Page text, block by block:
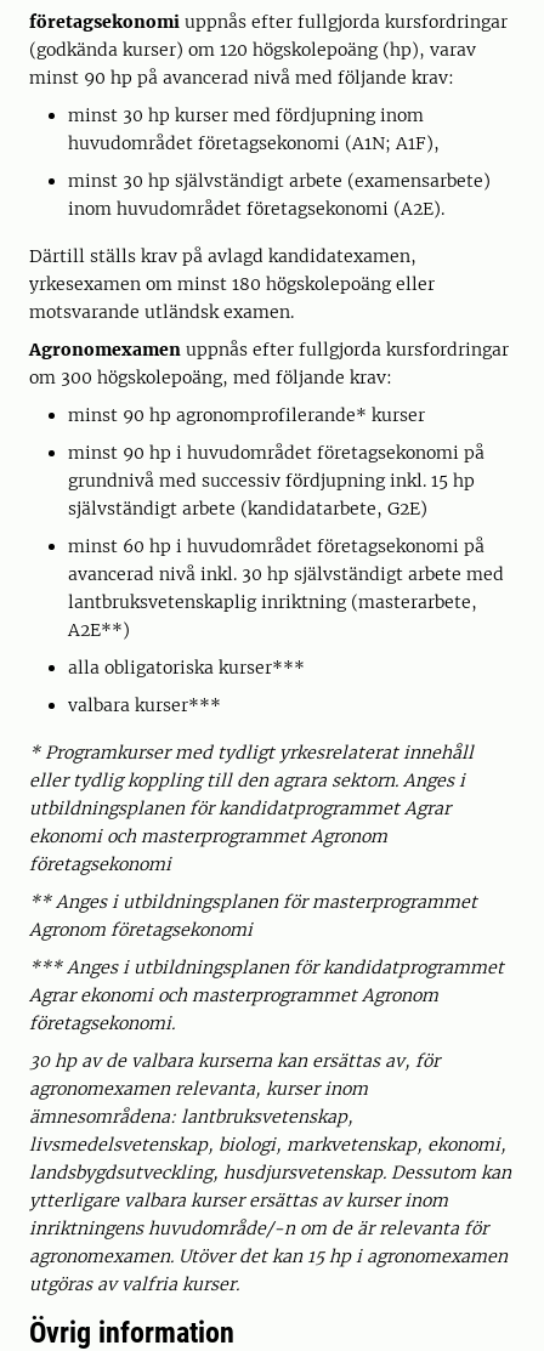
företagsekonomi uppnås efter fullgjorda kursfordringar
(godkända kurser) om 120 högskolepoäng (hp), varav
minst 90 hp på avancerad nivå med följande krav:
minst 30 hp kurser med fördjupning inom
huvudområdet företagsekonomi (A1N; A1F),
minst 30 hp självständigt arbete (examensarbete)
inom huvudområdet företagsekonomi (A2E).
Därtill ställs krav på avlagd kandidatexamen,
yrkesexamen om minst 180 högskolepoäng eller
motsvarande utländsk examen.
Agronomexamen uppnås efter fullgjorda kursfordringar
om 300 högskolepoäng, med följande krav:
minst 90 hp agronomprofilerande* kurser
minst 90 hp i huvudområdet företagsekonomi på
grundnivå med successiv fördjupning inkl. 15 hp
självständigt arbete (kandidatarbete, G2E)
minst 60 hp i huvudområdet företagsekonomi på
avancerad nivå inkl. 30 hp självständigt arbete med
lantbruksvetenskaplig inriktning (masterarbete,
A2E**)
alla obligatoriska kurser***
valbara kurser***
* Programkurser med tydligt yrkesrelaterat innehåll
eller tydlig koppling till den agrara sektorn. Anges i
utbildningsplanen för kandidatprogrammet Agrar
ekonomi och masterprogrammet Agronom
företagsekonomi
** Anges i utbildningsplanen för masterprogrammet
Agronom företagsekonomi
*** Anges i utbildningsplanen för kandidatprogrammet
Agrar ekonomi och masterprogrammet Agronom
företagsekonomi.
30 hp av de valbara kurserna kan ersättas av, för
agronomexamen relevanta, kurser inom
ämnesområdena: lantbruksvetenskap,
livsmedelsvetenskap, biologi, markvetenskap, ekonomi,
landsbygdsutveckling, husdjursvetenskap. Dessutom kan
ytterligare valbara kurser ersättas av kurser inom
inriktningens huvudområde/-n om de är relevanta för
agronomexamen. Utöver det kan 15 hp i agronomexamen
utgöras av valfria kurser.
Övrig information